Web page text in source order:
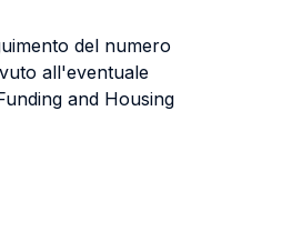
del numero
all'eventuale
and Housing